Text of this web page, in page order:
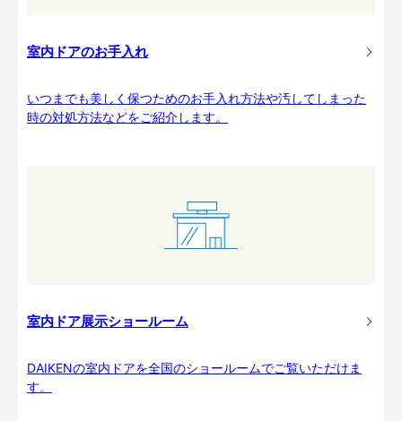
室内ドアのお手入れ
いつまでも美しく保つためのお手入れ方法や汚してしまった
時の対処方法などをご紹介します。
室内ドア展示ショールーム
DAIKENの室内ドアを全国のショールームでご覧いただけま
す。